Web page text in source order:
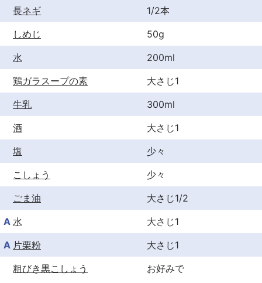
長ネギ
1/2本
しめじ
50g
水
200ml
鶏ガラスープの素
大さじ1
牛乳
300ml
酒
大さじ1
塩
少々
こしょう
少々
ごま油
大さじ1/2
A 水
大さじ1
A 片栗粉
大さじ1
粗びき黒こしょう
お好みで